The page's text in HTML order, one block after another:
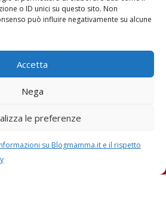
o ID unici su questo sito. Non
può influire negativamente su alcune
Accetta
Nega
le preferenze
su Blogmamma.it e il rispetto